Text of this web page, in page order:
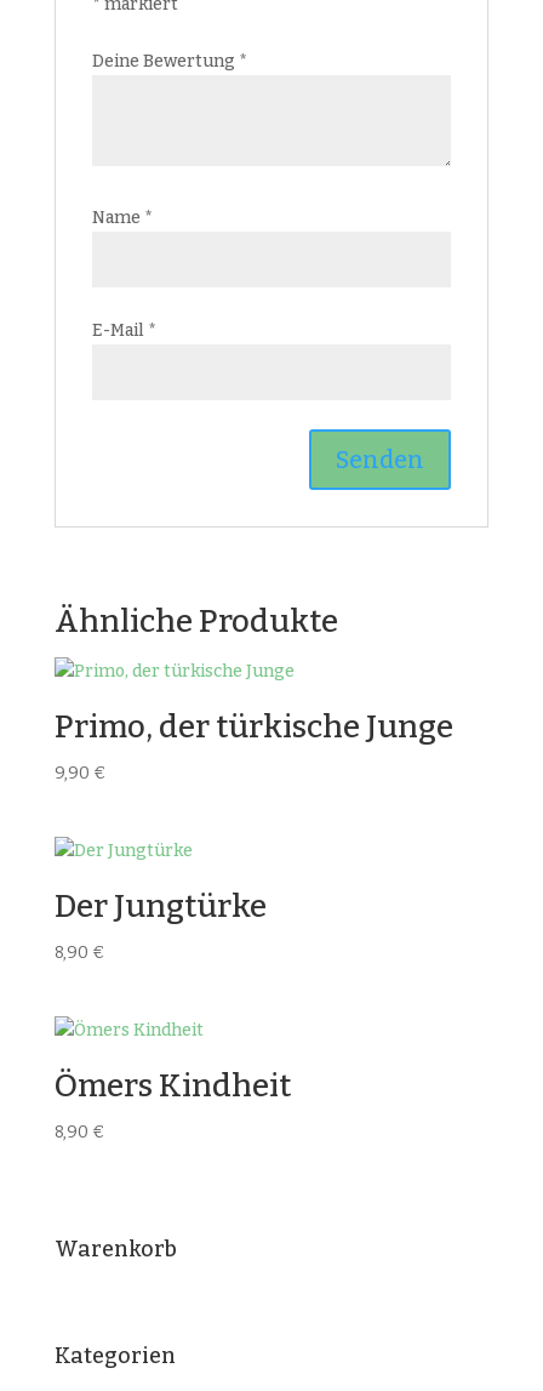
* markiert
Deine Bewertung *
Name *
E-Mail *
Ähnliche Produkte
Primo, der türkische Junge
9,90 €
Der Jungtürke
8,90 €
Ömers Kindheit
8,90 €
Warenkorb
Kategorien